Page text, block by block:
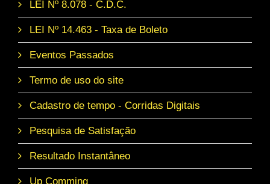
LEI Nº 8.078 - C.D.C.
LEI Nº 14.463 - Taxa de Boleto
Eventos Passados
Termo de uso do site
Cadastro de tempo - Corridas Digitais
Pesquisa de Satisfação
Resultado Instantâneo
Up Comming